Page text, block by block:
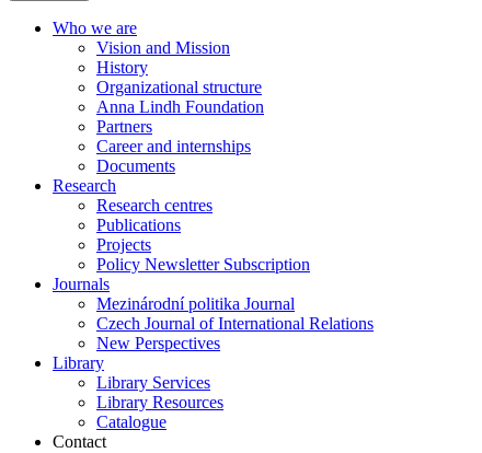
Who we are
Vision and Mission
History
Organizational structure
Anna Lindh Foundation
Partners
Career and internships
Documents
Research
Research centres
Publications
Projects
Policy Newsletter Subscription
Journals
Mezinárodní politika Journal
Czech Journal of International Relations
New Perspectives
Library
Library Services
Library Resources
Catalogue
Contact